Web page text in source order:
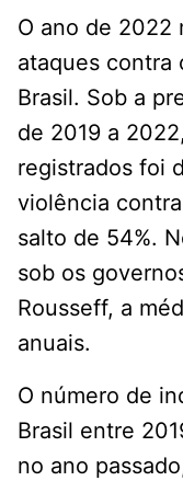
O ano de 2022
ataques contra
Brasil. Sob a
de 2019 a
registrados foi
violência
salto de 54%.
sob os
Rousseff, a
anuais.
O número de
Brasil entre
no ano